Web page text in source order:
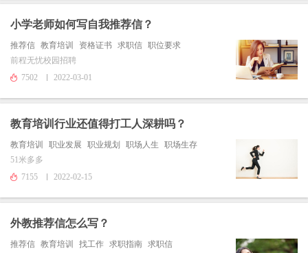
小学老师如何写自我推荐信？
推荐信 教育培训 资格证书 求职信 职位要求
前程无忧校园招聘
7502
2022-03-01
教育培训行业还值得打工人深耕吗？
教育培训 职业发展 职业规划 职场人生
职场生存
51米多多
7155
2022-02-15
外教推荐信怎么写？
推荐信 教育培训 找工作 求职指南 求职信